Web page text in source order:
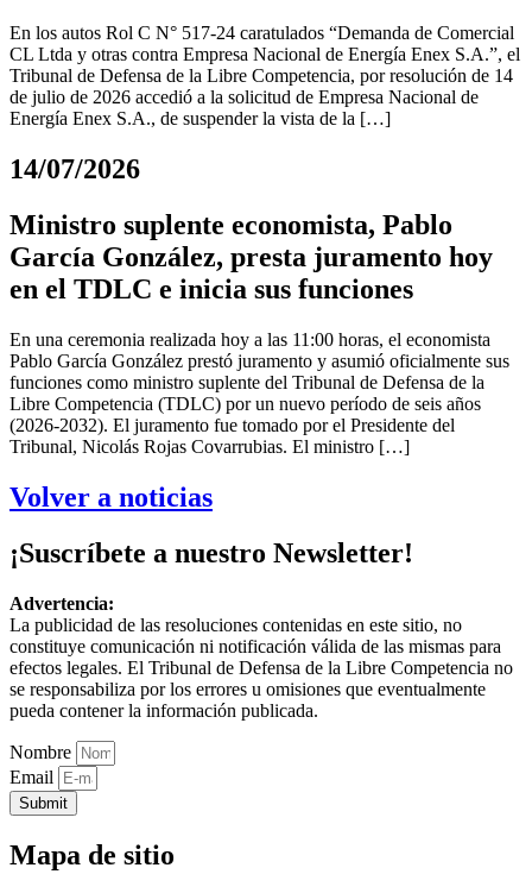
En los autos Rol C N° 517-24 caratulados “Demanda de Comercial
CL Ltda y otras contra Empresa Nacional de Energía Enex S.A.”, el
Tribunal de Defensa de la Libre Competencia, por resolución de 14
de julio de 2026 accedió a la solicitud de Empresa Nacional de
Energía Enex S.A., de suspender la vista de la […]
14/07/2026
Ministro suplente economista, Pablo
García González, presta juramento hoy
en el TDLC e inicia sus funciones
En una ceremonia realizada hoy a las 11:00 horas, el economista
Pablo García González prestó juramento y asumió oficialmente sus
funciones como ministro suplente del Tribunal de Defensa de la
Libre Competencia (TDLC) por un nuevo período de seis años
(2026-2032). El juramento fue tomado por el Presidente del
Tribunal, Nicolás Rojas Covarrubias. El ministro […]
Volver a noticias
¡Suscríbete a nuestro Newsletter!
Advertencia:
La publicidad de las resoluciones contenidas en este sitio, no
constituye comunicación ni notificación válida de las mismas para
efectos legales. El Tribunal de Defensa de la Libre Competencia no
se responsabiliza por los errores u omisiones que eventualmente
pueda contener la información publicada.
Nombre
Email
Submit
Mapa de sitio